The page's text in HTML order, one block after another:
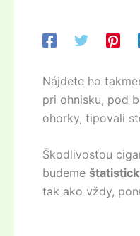
Nájdete ho
pri ohnisku, pod
ohorky, tipovali
Škodlivosťou
budeme
tak ako vždy,